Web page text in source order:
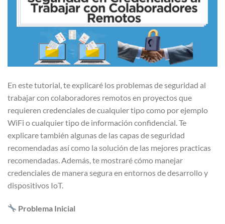
En este tutorial, te explicaré los problemas de seguridad al
trabajar con colaboradores remotos en proyectos que
requieren credenciales de cualquier tipo como por ejemplo
WiFi o cualquier tipo de información confidencial. Te
explicare también algunas de las capas de seguridad
recomendadas así como la solución de las mejores practicas
recomendadas. Además, te mostraré cómo manejar
credenciales de manera segura en entornos de desarrollo y
dispositivos IoT.
Problema Inicial